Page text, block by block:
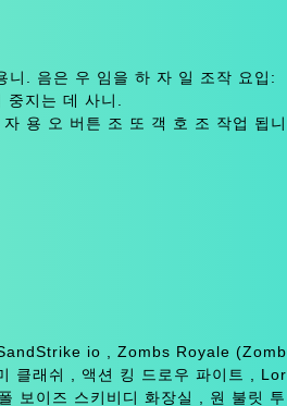
. 음은 우 임을 하 자 일 조작 요입:
지는 데 사니.
용 오 버튼 조 또 객 호 조 작업 됩니.
io , Zombs Royale
래쉬 , 액션 킹 드로우 파이트 ,
보이즈 스키비디 화장실 , 원 불릿